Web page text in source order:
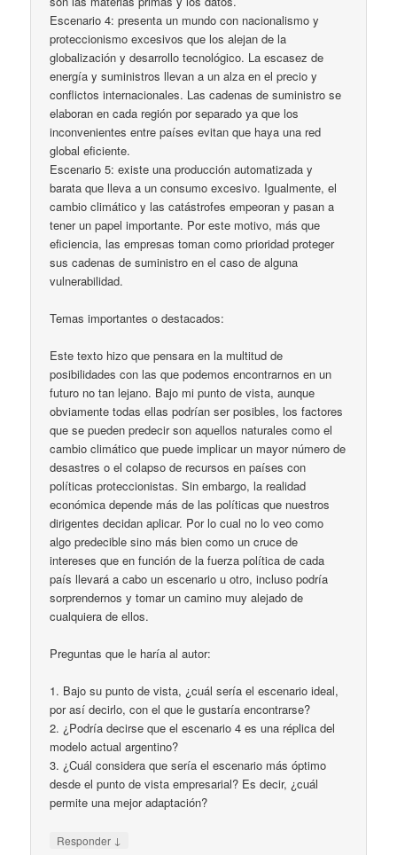
Escenario 4: presenta un mundo con nacionalismo y
proteccionismo excesivos que los alejan de la
globalización y desarrollo tecnológico. La escasez de
energía y suministros llevan a un alza en el precio y
conflictos internacionales. Las cadenas de suministro se
elaboran en cada región por separado ya que los
inconvenientes entre países evitan que haya una red
global eficiente.
Escenario 5: existe una producción automatizada y
barata que lleva a un consumo excesivo. Igualmente, el
cambio climático y las catástrofes empeoran y pasan a
tener un papel importante. Por este motivo, más que
eficiencia, las empresas toman como prioridad proteger
sus cadenas de suministro en el caso de alguna
vulnerabilidad.
Temas importantes o destacados:
Este texto hizo que pensara en la multitud de
posibilidades con las que podemos encontrarnos en un
futuro no tan lejano. Bajo mi punto de vista, aunque
obviamente todas ellas podrían ser posibles, los factores
que se pueden predecir son aquellos naturales como el
cambio climático que puede implicar un mayor número de
desastres o el colapso de recursos en países con
políticas proteccionistas. Sin embargo, la realidad
económica depende más de las políticas que nuestros
dirigentes decidan aplicar. Por lo cual no lo veo como
algo predecible sino más bien como un cruce de
intereses que en función de la fuerza política de cada
país llevará a cabo un escenario u otro, incluso podría
sorprendernos y tomar un camino muy alejado de
cualquiera de ellos.
Preguntas que le haría al autor:
1. Bajo su punto de vista, ¿cuál sería el escenario ideal,
por así decirlo, con el que le gustaría encontrarse?
2. ¿Podría decirse que el escenario 4 es una réplica del
modelo actual argentino?
3. ¿Cuál considera que sería el escenario más óptimo
desde el punto de vista empresarial? Es decir, ¿cuál
permite una mejor adaptación?
Responder ↓